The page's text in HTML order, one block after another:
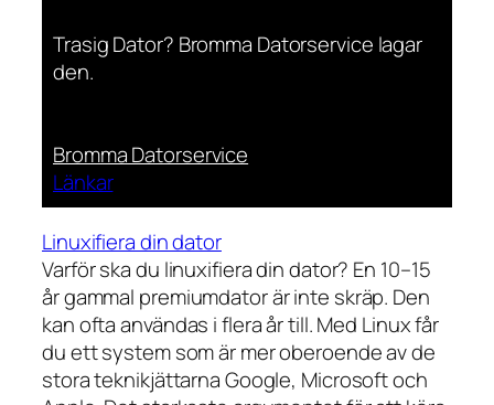
Trasig Dator? Bromma Datorservice lagar
den.
Bromma Datorservice
Länkar
Linuxifiera din dator
Varför ska du linuxifiera din dator? En 10–15
år gammal premiumdator är inte skräp. Den
kan ofta användas i flera år till. Med Linux får
du ett system som är mer oberoende av de
stora teknikjättarna Google, Microsoft och